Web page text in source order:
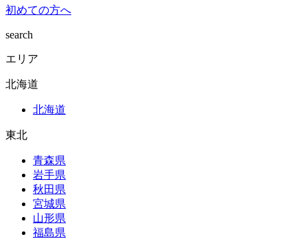
初めての方へ
search
エリア
北海道
北海道
東北
青森県
岩手県
秋田県
宮城県
山形県
福島県